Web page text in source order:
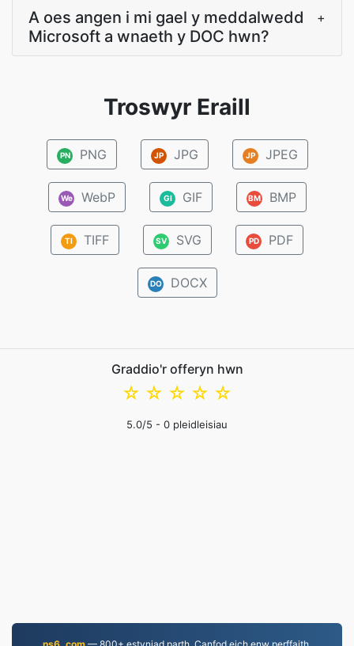
A oes angen i mi gael y meddalwedd
Microsoft a wnaeth y DOC hwn?
+
Troswyr Eraill
PN PNG JP JPG JP JPEG
We WebP GI GIF BM BMP
TI TIFF SV SVG PD PDF
DO DOCX
Graddio'r offeryn hwn
☆
☆
☆
☆
☆
5.0/5 - 0 pleidleisiau